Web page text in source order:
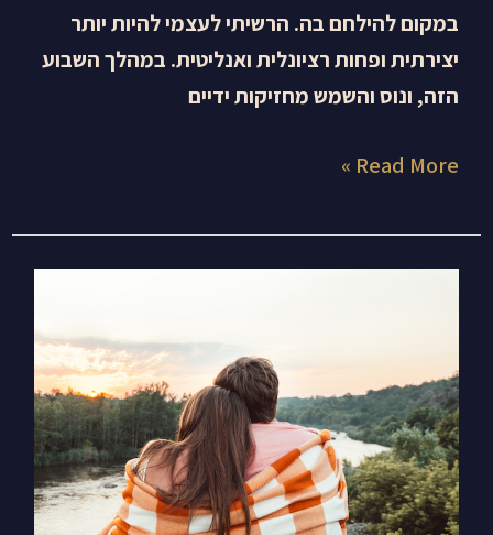
במקום להילחם בה. הרשיתי לעצמי להיות יותר
יצירתית ופחות רציונלית ואנליטית. במהלך השבוע
הזה, ונוס והשמש מחזיקות ידיים
Read More »
עם
מולד
ירח
במאזניים